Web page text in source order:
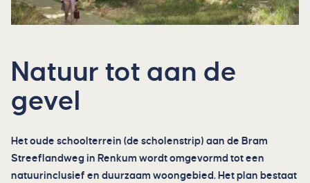
Natuur tot aan de
gevel
Het oude schoolterrein (de scholenstrip) aan de Bram
Streeflandweg in Renkum wordt omgevormd tot een
natuurinclusief en duurzaam woongebied. Het plan bestaat